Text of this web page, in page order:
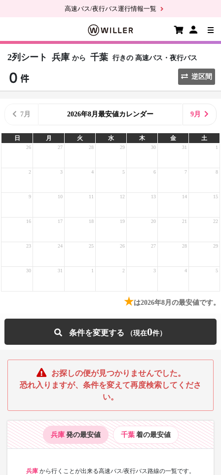
高速バス/夜行バス運行情報一覧
2列シート 兵庫 から 千葉 行きの 高速バス・夜行バス
逆区間
7月 2026年8月最安値カレンダー 9月
日 月 火 水 木 金 土
26 27 28 29 30 31 1
2 3 4 5 6 7 8
9 10 11 12 13 14 15
16 17 18 19 20 21 22
23 24 25 26 27 28 29
30 31 1 2 3 4 5
★は2026年8月の最安値です。
条件を変更する 0
お探しの便が見つかりませんでした。
恐れ入りますが、条件を変えて再度検索してくださ
い。
兵庫 発の最安値 千葉 着の最安値
兵庫 から行くことが出来る高速バス/夜行バス路線の一覧です。